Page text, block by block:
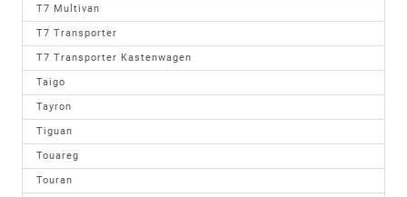
T7 Multivan
T7 Transporter
T7 Transporter Kastenwagen
Taigo
Tayron
Tiguan
Touareg
Touran